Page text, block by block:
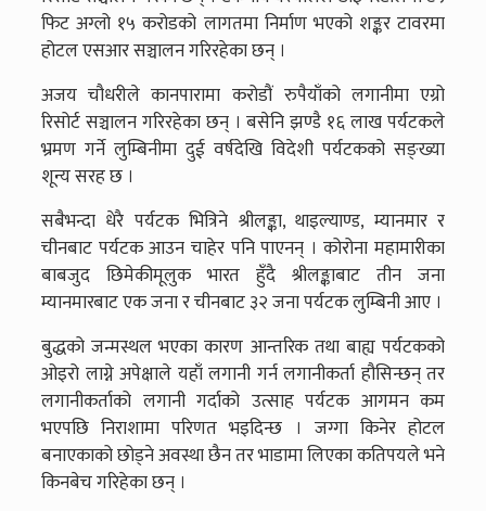
फिट अग्लो १५ करोडको लागतमा निर्माण भएको शङ्कर टावरमा
होटल एसआर सञ्चालन गरिरहेका छन् ।
अजय चौधरीले कानपारामा करोडौं रुपैयाँको लगानीमा एग्रो
रिसोर्ट सञ्चालन गरिरहेका छन् । बसेनि झण्डै १६ लाख पर्यटकले
भ्रमण गर्ने लुम्बिनीमा दुई वर्षदेखि विदेशी पर्यटकको सङ्ख्या
शून्य सरह छ ।
सबैभन्दा धेरै पर्यटक भित्रिने श्रीलङ्का, थाइल्याण्ड, म्यानमार र
चीनबाट पर्यटक आउन चाहेर पनि पाएनन् । कोरोना महामारीका
बाबजुद छिमेकीमूलुक भारत हुँदै श्रीलङ्काबाट तीन जना
म्यानमारबाट एक जना र चीनबाट ३२ जना पर्यटक लुम्बिनी आए ।
बुद्धको जन्मस्थल भएका कारण आन्तरिक तथा बाह्य पर्यटकको
ओइरो लाग्ने अपेक्षाले यहाँ लगानी गर्न लगानीकर्ता हौसिन्छन् तर
लगानीकर्ताको लगानी गर्दाको उत्साह पर्यटक आगमन कम
भएपछि निराशामा परिणत भइदिन्छ । जग्गा किनेर होटल
बनाएकाको छोड्ने अवस्था छैन तर भाडामा लिएका कतिपयले भने
किनबेच गरिहेका छन् ।